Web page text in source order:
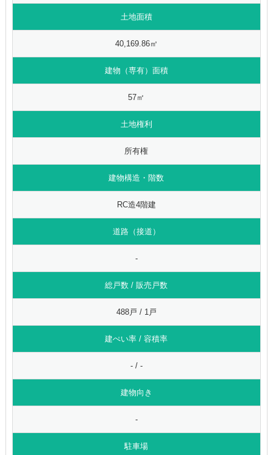
土地面積
40,169.86㎡
建物（専有）面積
57㎡
土地権利
所有権
建物構造・階数
RC造4階建
道路（接道）
-
総戸数 / 販売戸数
488戸 / 1戸
建ぺい率 / 容積率
- / -
建物向き
-
駐車場